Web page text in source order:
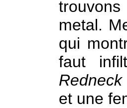
metal.
qui
faut
et une